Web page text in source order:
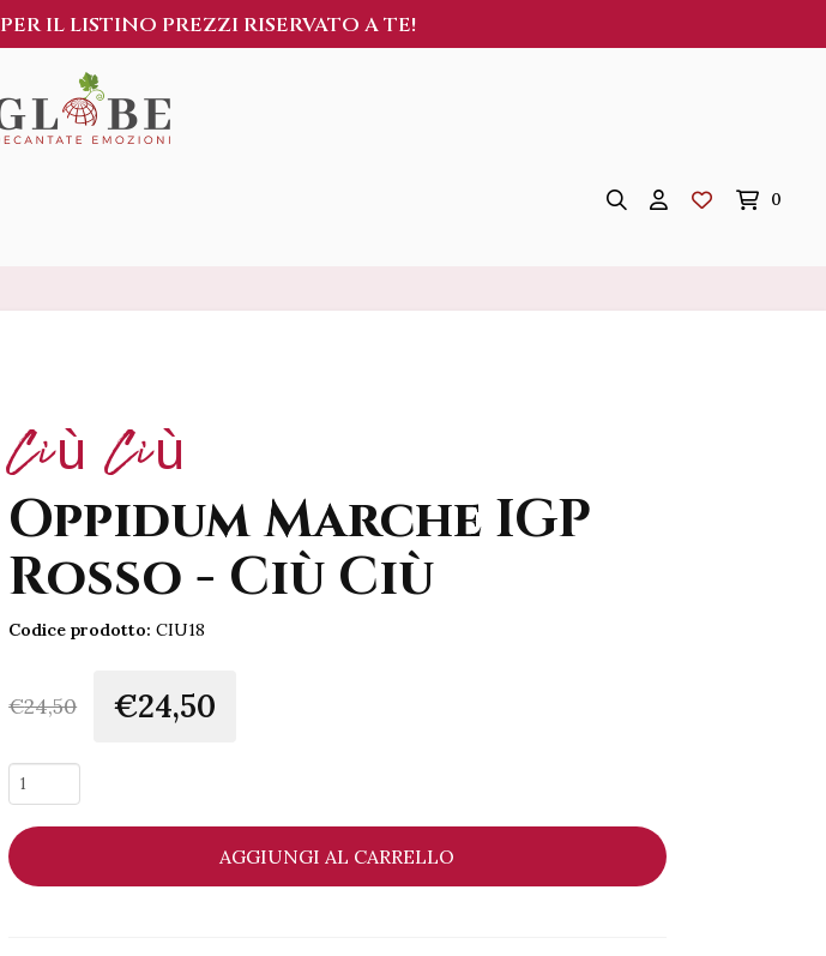
PER IL LISTINO PREZZI RISERVATO A TE!
0
Ciù Ciù
Oppidum Marche IGP
Rosso - Ciù Ciù
Codice prodotto: CIU18
€24,50 €24,50
Oppidum
Marche
IGP
Rosso
AGGIUNGI AL CARRELLO